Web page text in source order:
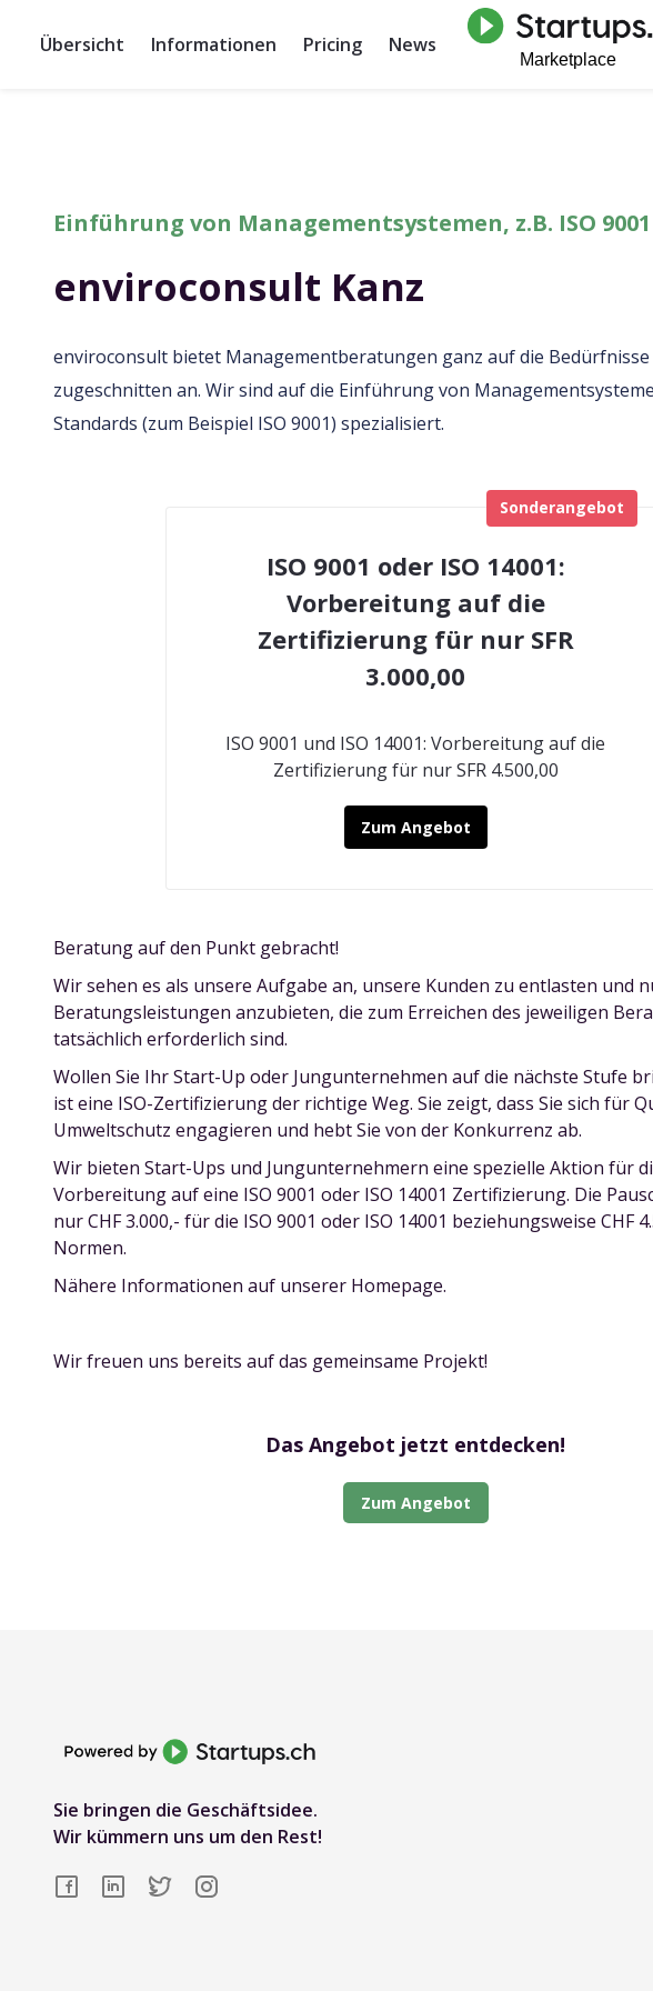
Übersicht Informationen Pricing News
Einführung von Managementsystemen, z.B. ISO 9001
enviroconsult Kanz
enviroconsult bietet Managementberatungen ganz auf die
zugeschnitten an. Wir sind auf die Einführung von
Standards (zum Beispiel ISO 9001) spezialisiert.
ISO 9001 oder ISO 14001:
Vorbereitung auf die
Zertifizierung für nur SFR
3.000,00
ISO 9001 und ISO 14001: Vorbereitung auf die
Zertifizierung für nur SFR 4.500,00
Zum Angebot
Sonderangebot
Beratung auf den Punkt gebracht!
Wir sehen es als unsere Aufgabe an, unsere Kunden zu entlasten und
Beratungsleistungen anzubieten, die zum Erreichen des jeweiligen
tatsächlich erforderlich sind.
Wollen Sie Ihr Start-Up oder Jungunternehmen auf die nächste Stufe
ist eine ISO-Zertifizierung der richtige Weg. Sie zeigt, dass Sie sich für
Umweltschutz engagieren und hebt Sie von der Konkurrenz ab.
Wir bieten Start-Ups und Jungunternehmern eine spezielle Aktion für
Vorbereitung auf eine ISO 9001 oder ISO 14001 Zertifizierung. Die
nur CHF 3.000,- für die ISO 9001 oder ISO 14001 beziehungsweise CHF
Normen.
Nähere Informationen auf unserer Homepage.
Wir freuen uns bereits auf das gemeinsame Projekt!
Das Angebot jetzt entdecken!
Zum Angebot
Sie bringen die Geschäftsidee.
Wir kümmern uns um den Rest!